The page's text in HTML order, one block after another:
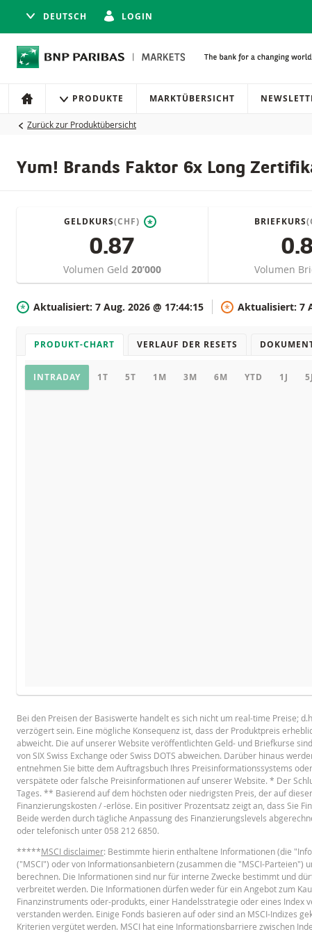
DEUTSCH LOGIN
Navigation
Seitennavigation
HOME PRODUKTE MARKTÜBERSICHT
Zurück zur Produktübersicht
Yum! Brands Faktor 6x Long
GELDKURS(CHF) *
0.87
Volumen Geld20’000
BRIEFKURS
Volumen
* Aktualisiert: 7 Aug. 2026 @ 17:44:15 * Aktualisiert: 7
PRODUKT-CHART VERLAUF DER RESETS
Chart
INTRADAY 1T 5T 1M 3M 6M YTD 1J 5J
DATUM ART DES RESETS
6 Aug. 2026 22:25 täglich
5 Aug. 2026 22:15
täglich
4 Aug. 2026 22:17
täglich
3 Aug. 2026 22:16
täglich
30 Juli 2026 22:16
täglich
29 Juli 2026 22:16
28 Juli 2026 22:18
täglich
27 Juli 2026 22:16
täglich
24 Juli 2026 22:18
täglich
BROSCHÜRE
Deutsch PDF
BASISPROSPEKT
English
TERMSHEET
Bei den Preisen der Basiswerte handelt es sich nicht um real-time Preise;
verzögert sein. Eine mögliche Konsequenz ist, dass der Produktpreis
abweicht. Die auf unserer Website veröffentlichten Geld- und Briefkurse
von SIX Swiss Exchange oder Swiss DOTS abweichen. Darüber hinaus
entnehmen Sie bitte dem Auftragsbuch Ihres Preisinformationssystems
verspätete oder falsche Preisinformationen auf unserer Website. * Der
Tages. ** Basierend auf dem höchsten oder niedrigsten Preis, der auf
Finanzierungskosten / -erlöse. Ein positiver Prozentsatz zeigt an, dass Sie
Beide werden durch tägliche Anpassung des Finanzierungslevels
oder telefonisch unter 058 212 6850.
*****MSCI disclaimer: Bestimmte hierin enthaltene Informationen (die
("MSCI") oder von Informationsanbietern (zusammen die "MSCI-
berechnen. Die Informationen sind nur für interne Zwecke bestimmt und
verbreitet werden. Die Informationen dürfen weder für ein Angebot zum
Finanzinstruments oder-produkts, einer Handelsstrategie oder eines
verstanden werden. Einige Fonds basieren auf oder sind an MSCI-Indizes
Kriterien vergütet werden. MSCI hat eine Informationsbarriere zwischen